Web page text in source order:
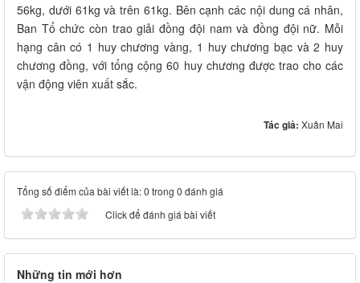
56kg, dưới 61kg và trên 61kg. Bên cạnh các nội dung cá nhân,
Ban Tổ chức còn trao giải đồng đội nam và đồng đội nữ. Mỗi
hạng cân có 1 huy chương vàng, 1 huy chương bạc và 2 huy
chương đồng, với tổng cộng 60 huy chương được trao cho các
vận động viên xuất sắc.
Tác giả: Xuân Mai
Tổng số điểm của bài viết là: 0 trong 0 đánh giá
Click để đánh giá bài viết
Những tin mới hơn